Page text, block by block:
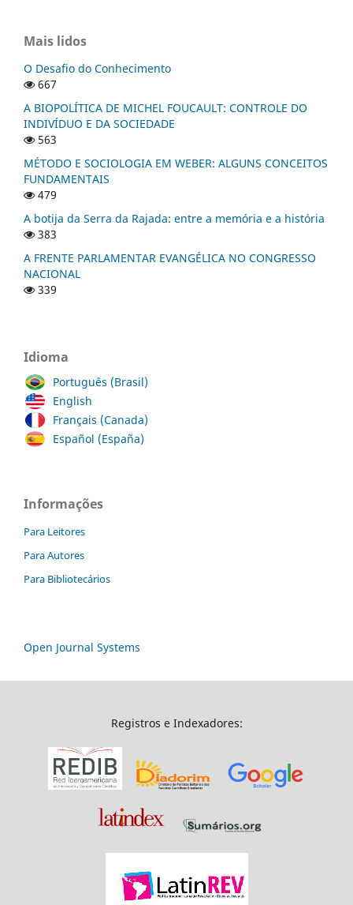
Mais lidos
O Desafio do Conhecimento
667
A BIOPOLÍTICA DE MICHEL FOUCAULT: CONTROLE DO
INDIVÍDUO E DA SOCIEDADE
563
MÉTODO E SOCIOLOGIA EM WEBER: ALGUNS CONCEITOS
FUNDAMENTAIS
479
A botija da Serra da Rajada: entre a memória e a história
383
A FRENTE PARLAMENTAR EVANGÉLICA NO CONGRESSO
NACIONAL
339
Idioma
Português (Brasil)
English
Français (Canada)
Español (España)
Informações
Para Leitores
Para Autores
Para Bibliotecários
Open Journal Systems
Registros e Indexadores: